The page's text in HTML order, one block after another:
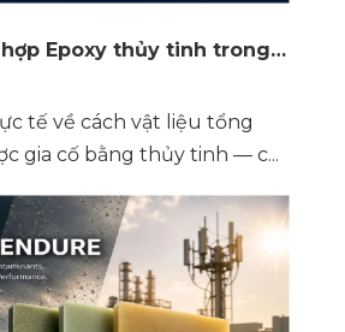
Vật liệu tổng hợp Epoxy thủy tinh trong môi trường dầu khí khắc nghiệt
tế về cách vật liệu tổng
gia cố bằng thủy tinh — c...